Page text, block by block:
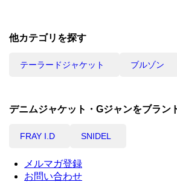
他カテゴリを探す
ブルゾン
テーラードジャケット
デニムジャケット・Gジャンをブラン
FRAY I.D SNIDEL
メルマガ登録
お問い合わせ